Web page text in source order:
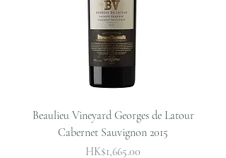
Beaulieu Vineyard Georges de Latour
Cabernet Sauvignon 2015
價格
HK$1,665.00